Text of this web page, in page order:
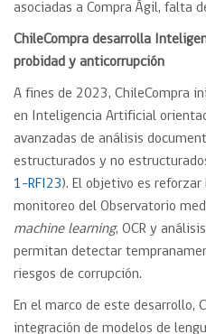
asociadas a Compra Ágil, falta
ChileCompra desarrolla
probidad y anticorrupción
A fines de 2023, ChileCompra
en Inteligencia Artificial
avanzadas de análisis
estructurados y no
1-RFI23). El objetivo es
monitoreo del Observatorio
machine learning, OCR y
permitan detectar
riesgos de corrupción.
En el marco de este desarrollo,
integración de modelos de